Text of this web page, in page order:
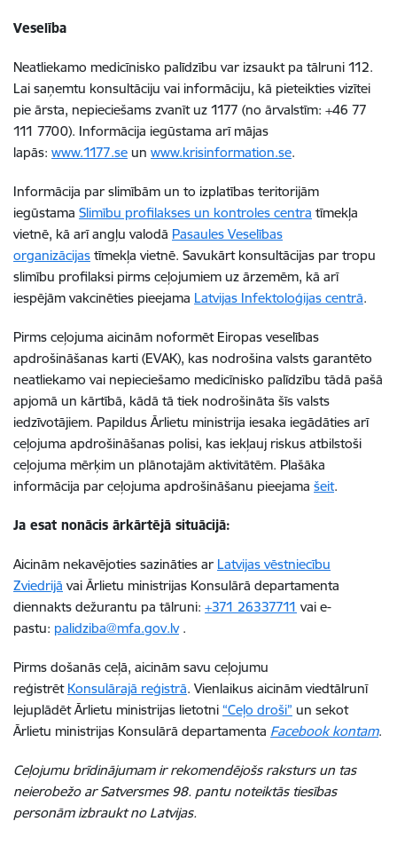
Veselība
Neatliekamo medicīnisko palīdzību var izsaukt pa tālruni 112.
Lai saņemtu konsultāciju vai informāciju, kā pieteikties vizītei
pie ārsta, nepieciešams zvanīt uz 1177 (no ārvalstīm: +46 77
111 7700). Informācija iegūstama arī mājas
lapās: www.1177.se un www.krisinformation.se.
Informācija par slimībām un to izplatības teritorijām
iegūstama Slimību profilakses un kontroles centra tīmekļa
vietnē, kā arī angļu valodā Pasaules Veselības
organizācijas tīmekļa vietnē. Savukārt konsultācijas par tropu
slimību profilaksi pirms ceļojumiem uz ārzemēm, kā arī
iespējām vakcinēties pieejama Latvijas Infektoloģijas centrā.
Pirms ceļojuma aicinām noformēt Eiropas veselības
apdrošināšanas karti (EVAK), kas nodrošina valsts garantēto
neatliekamo vai nepieciešamo medicīnisko palīdzību tādā pašā
apjomā un kārtībā, kādā tā tiek nodrošināta šīs valsts
iedzīvotājiem. Papildus Ārlietu ministrija iesaka iegādāties arī
ceļojuma apdrošināšanas polisi, kas iekļauj riskus atbilstoši
ceļojuma mērķim un plānotajām aktivitātēm. Plašāka
informācija par ceļojuma apdrošināšanu pieejama šeit.
Ja esat nonācis ārkārtējā situācijā:
Aicinām nekavējoties sazināties ar Latvijas vēstniecību
Zviedrijā vai Ārlietu ministrijas Konsulārā departamenta
diennakts dežurantu pa tālruni: +371 26337711 vai e-
pastu: palidziba@mfa.gov.lv.
Pirms došanās ceļā, aicinām savu ceļojumu
reģistrēt Konsulārajā reģistrā. Vienlaikus aicinām viedtālrunī
lejuplādēt Ārlietu ministrijas lietotni “Ceļo droši” un sekot
Ārlietu ministrijas Konsulārā departamenta Facebook kontam.
Ceļojumu brīdinājumam ir rekomendējošs raksturs un tas
neierobežo ar Satversmes 98. pantu noteiktās tiesības
personām izbraukt no Latvijas.